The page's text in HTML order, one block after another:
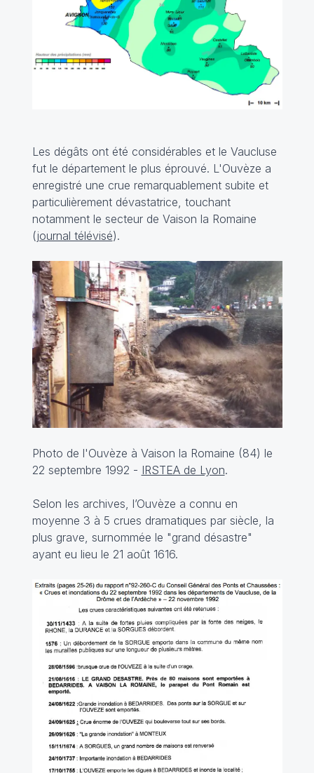
Les dégâts ont été considérables et le Vaucluse
fut le département le plus éprouvé. L'Ouvèze a
enregistré une crue remarquablement subite et
particulièrement dévastatrice, touchant
notamment le secteur de Vaison la Romaine
(journal télévisé).
Photo de l'Ouvèze à Vaison la Romaine (84) le
22 septembre 1992 - IRSTEA de Lyon.
Selon les archives, l’Ouvèze a connu en
moyenne 3 à 5 crues dramatiques par siècle, la
plus grave, surnommée le "grand désastre"
ayant eu lieu le 21 août 1616.